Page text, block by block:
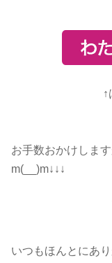
お手数おかけしま
m(__)m↓↓↓
いつもほんとにあ